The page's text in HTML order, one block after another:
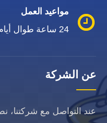
مواعيد العمل
24 ساعة طوال أيام الأسبوع
عن الشركة
عند التواصل مع